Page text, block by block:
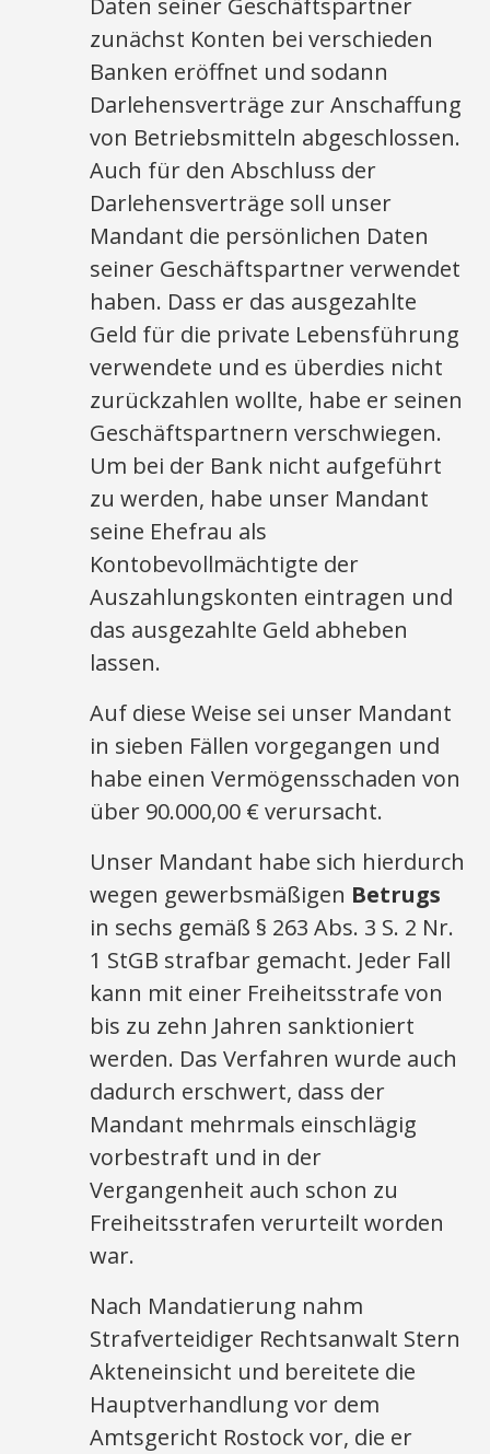
Daten seiner Geschäftspartner
zunächst Konten bei verschieden
Banken eröffnet und sodann
Darlehensverträge zur Anschaffung
von Betriebsmitteln abgeschlossen.
Auch für den Abschluss der
Darlehensverträge soll unser
Mandant die persönlichen Daten
seiner Geschäftspartner verwendet
haben. Dass er das ausgezahlte
Geld für die private Lebensführung
verwendete und es überdies nicht
zurückzahlen wollte, habe er seinen
Geschäftspartnern verschwiegen.
Um bei der Bank nicht aufgeführt
zu werden, habe unser Mandant
seine Ehefrau als
Kontobevollmächtigte der
Auszahlungskonten eintragen und
das ausgezahlte Geld abheben
lassen.
Auf diese Weise sei unser Mandant
in sieben Fällen vorgegangen und
habe einen Vermögensschaden von
über 90.000,00 € verursacht.
Unser Mandant habe sich hierdurch
wegen gewerbsmäßigen Betrugs
in sechs gemäß § 263 Abs. 3 S. 2 Nr.
1 StGB strafbar gemacht. Jeder Fall
kann mit einer Freiheitsstrafe von
bis zu zehn Jahren sanktioniert
werden. Das Verfahren wurde auch
dadurch erschwert, dass der
Mandant mehrmals einschlägig
vorbestraft und in der
Vergangenheit auch schon zu
Freiheitsstrafen verurteilt worden
war.
Nach Mandatierung nahm
Strafverteidiger Rechtsanwalt Stern
Akteneinsicht und bereitete die
Hauptverhandlung vor dem
Amtsgericht Rostock vor, die er